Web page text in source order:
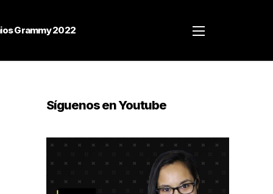
Grammy 2022
Síguenos en Youtube